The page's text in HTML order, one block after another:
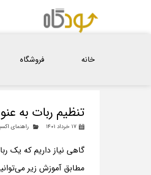
خانه فروشگاه
تنظیم ربات به
۱۷ خرداد ۱۴۰۱ راهنمای
گاهی نیاز داریم که یک
مطابق آموزش زیر